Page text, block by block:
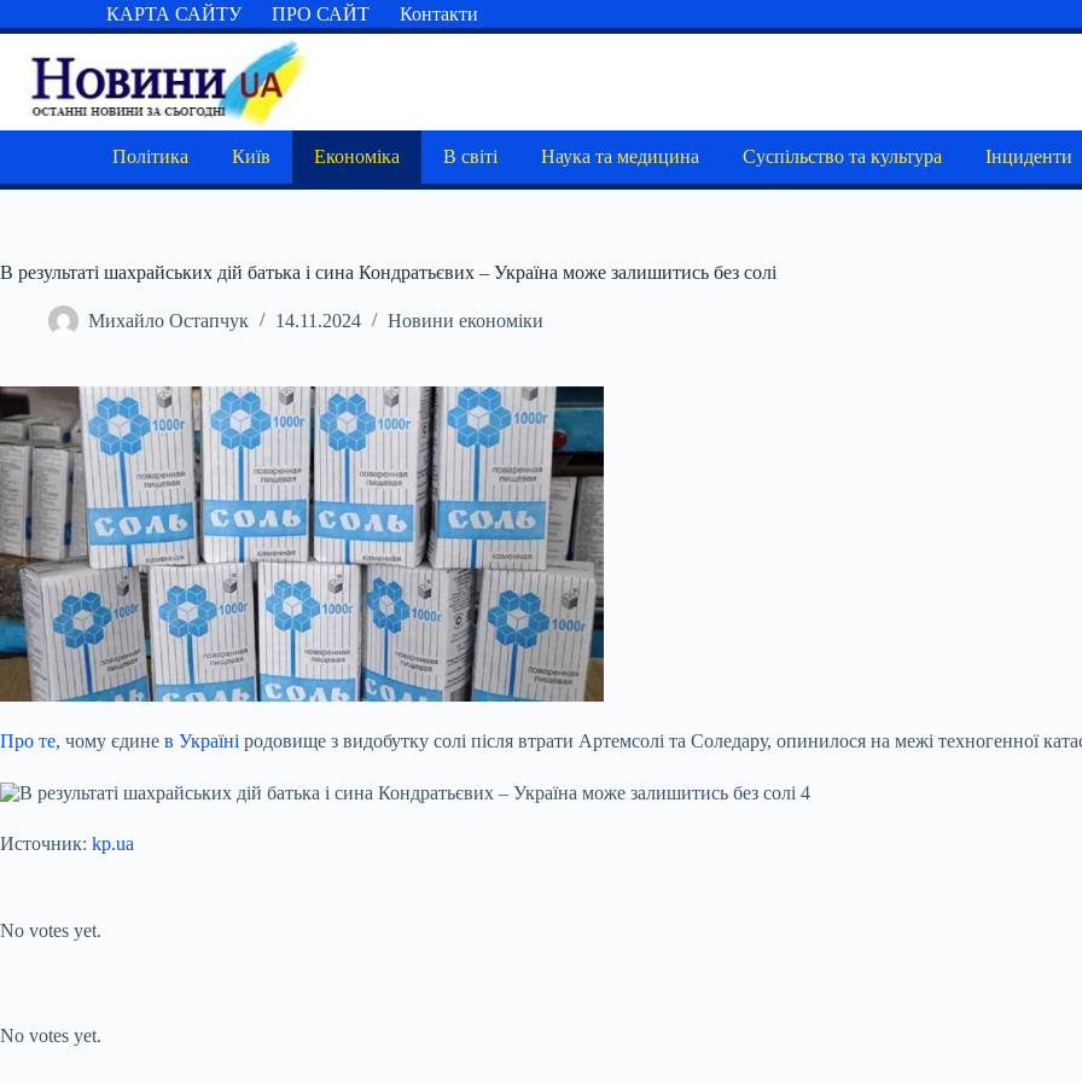
до
вмісту
КАРТА САЙТУ ПРО САЙТ Контакти
Політика Київ Економіка В світі Наука та медицина Суспільство та культура Інциденти
В результаті шахрайських дій батька і сина Кондратьєвих – Україна може залишитись без солі
Михайло Остапчук 14.11.2024 Новини економіки
Про те, чому єдине в Україні родовище з видобутку солі після втрати Артемсолі та Соледару, опинилося на межі техногенної
Источник: kp.ua
No votes yet.
No votes yet.